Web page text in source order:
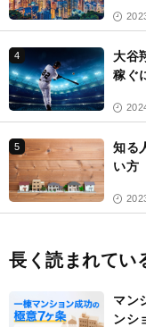
4
大谷
稼ぐ
5
知る
い方
長く読まれてい
マン
ンシ